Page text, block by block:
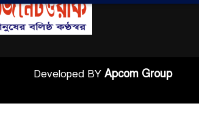
Developed BY Apcom Group